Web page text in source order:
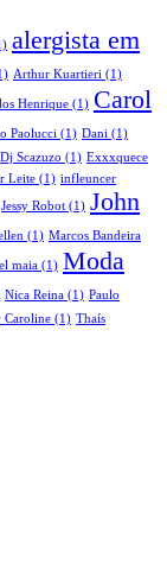
alergista em
Arthur Kuartieri (1)
Henrique (1) Carol
Paolucci (1) Dani (1)
Dj Scazuzo (1) Exxxquece
Leite (1) infleuncer
Jessy Robot (1) John
(1) Marcos Bandeira
maia (1) Moda
Nica Reina (1) Paulo
Caroline (1) Thaís